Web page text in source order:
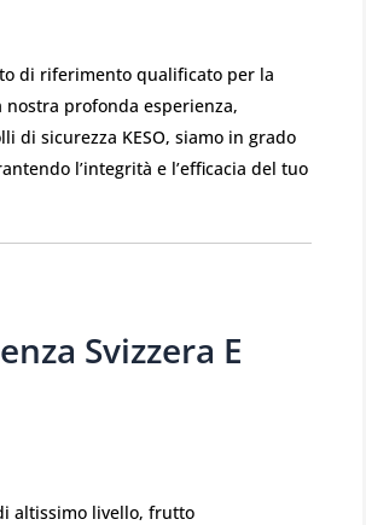
di riferimento qualificato per la
nostra profonda esperienza,
di sicurezza KESO, siamo in grado
l’integrità e l’efficacia del tuo
Svizzera E
altissimo livello, frutto